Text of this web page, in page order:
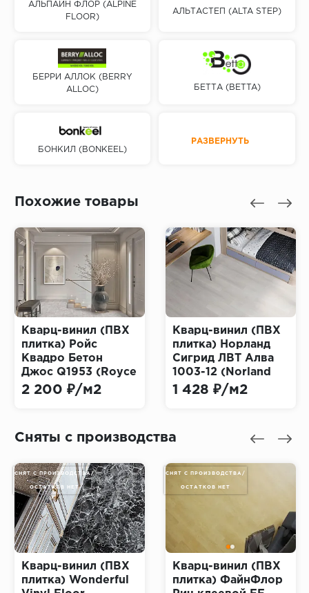
АЛЬПАЙН ФЛОР (ALPINE
FLOOR)
АЛЬТАСТЕП (ALTA STEP)
БЕРРИ АЛЛОК (BERRY
ALLOC)
БЕТТА (BETTA)
БОНКИЛ (BONKEEL)
РАЗВЕРНУТЬ
Похожие товары
Кварц-винил (ПВХ
плитка) Ройс
Квадро Бетон
Джос Q1953 (Royce
Quadro)
2 200 ₽/м2
Кварц-винил (ПВХ
плитка) Норланд
Сигрид ЛВТ Алва
1003-12 (Norland
Sigrid LVT Alva)
1 428 ₽/м2
Сняты с производства
СНЯТ С ПРОИЗВОДСТВА/
ОСТАТКОВ НЕТ
Кварц-винил (ПВХ
плитка) Wonderful
СНЯТ С ПРОИЗВОДСТВА/
ОСТАТКОВ НЕТ
Кварц-винил (ПВХ
плитка) ФайнФлор